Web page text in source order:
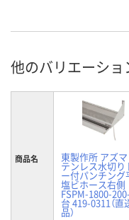
他のバリエーショ
商品名 東製作所 アズマ
テンレス水切り
ー付パンチング
塩ビホース右側
FSPM-1800-
台 419-0311（直
品）